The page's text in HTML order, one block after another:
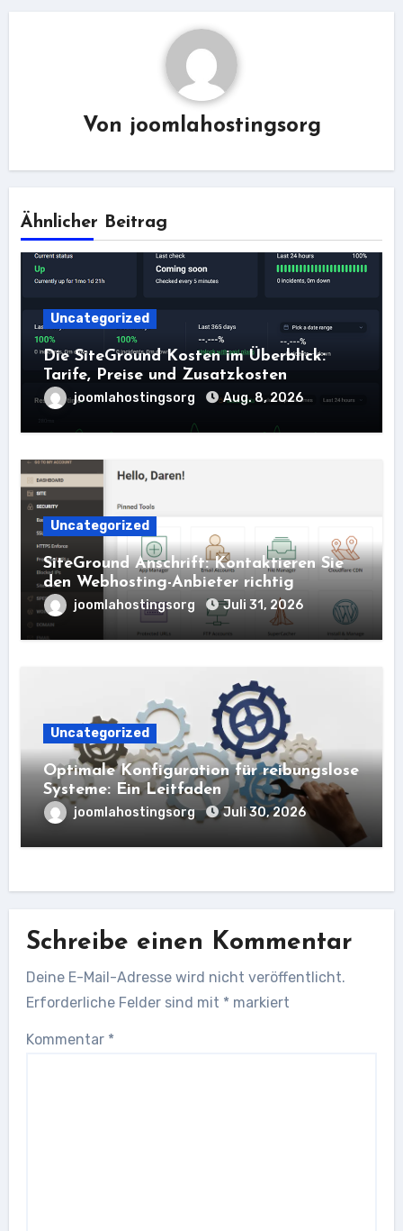
Von joomlahostingsorg
Ähnlicher Beitrag
Uncategorized
Die SiteGround Kosten im Überblick:
Tarife, Preise und Zusatzkosten
joomlahostingsorg Aug. 8, 2026
Uncategorized
SiteGround Anschrift: Kontaktieren Sie
den Webhosting-Anbieter richtig
joomlahostingsorg Juli 31, 2026
Uncategorized
Optimale Konfiguration für reibungslose
Systeme: Ein Leitfaden
joomlahostingsorg Juli 30, 2026
Schreibe einen Kommentar
Deine E-Mail-Adresse wird nicht veröffentlicht.
Erforderliche Felder sind mit * markiert
Kommentar *